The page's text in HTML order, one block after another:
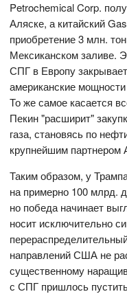
Petrochemical Corp.
Аляске, а китайский
приобретение 3 млн.
Мексиканском заливе.
СПГ в Европу
американские
То же самое касается
Пекин "расширит"
газа, становясь по
крупнейшим партнером
Таким образом, у
на примерно 100 млрд.
но победа начинает
носит исключительно
направлений США не
существенному
с СПГ пришлось